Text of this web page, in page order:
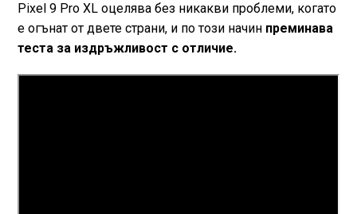
Pixel 9 Pro XL оцелява без никакви проблеми, когато
е огънат от двете страни, и по този начинпреминава
теста за издръжливост с отличие.